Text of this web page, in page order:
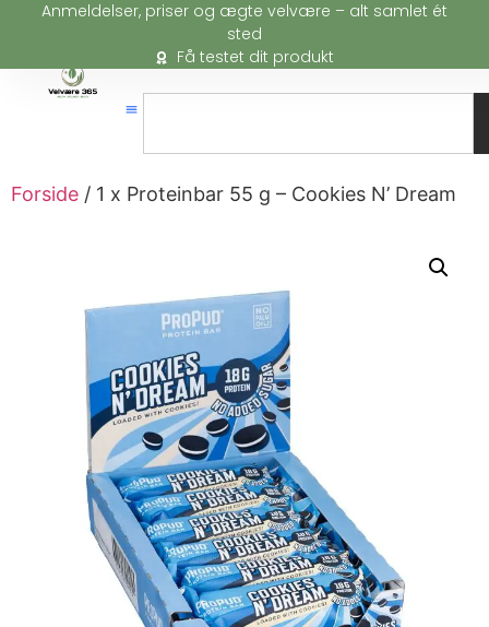
Anmeldelser, priser og ægte velvære – alt samlet ét
sted
Få testet dit produkt
Forside / 1 x Proteinbar 55 g – Cookies N’ Dream